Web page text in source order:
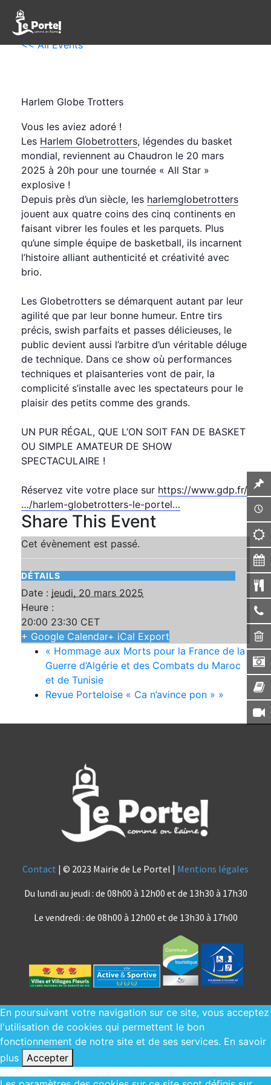
<< All Events
Harlem Globe Trotters
Vous les aviez adoré !
Les Harlem Globetrotters, légendes du basket
mondial, reviennent au Chaudron le 20 mars
2025 à 20h pour une tournée « All Star »
explosive !
Depuis près d’un siècle, les harlemglobetrotters
jouent aux quatre coins des cinq continents en
faisant vibrer les foules et les parquets. Plus
qu’une simple équipe de basketball, ils incarnent
l’histoire alliant authenticité et créativité avec
brio.
Les Globetrotters se démarquent autant par leur
agilité que par leur bonne humeur. Entre tirs
précis, swish parfaits et passes délicieuses, le
public devient aussi l’arbitre d’un véritable déluge
de technique. Dans ce show où performances
techniques et plaisanteries vont de pair, la
complicité s’installe avec les spectateurs pour le
plaisir des petits comme des grands.
UN PUR RÉGAL, QUE L’ON SOIT FAN DE BASKET
OU SIMPLE AMATEUR DE SHOW
SPECTACULAIRE !
Réservez vite votre place sur https://www.gdp.fr/
…/harlem-globetrotters-le-portel…
Share This Event
Cet évènement est passé.
DÉTAILS
Date : jeudi, 20 mars 2025
Heure :
20:00 23:30 CET
+ Google Calendar+ iCal Export
« Hommage aux Morts pour la France de la
Guerre d’Algérie et des Combats du Maroc
et de Tunisie
Revue Porteloise « Ca n’avince pon » »
Contact | © 2023 Mairie de Le Portel | Mentions légales
Du lundi au jeudi : de 08h00 à 12h00 et de 13h30 à 17h30
Le vendredi : de 08h00 à 12h00 et de 13h30 à 17h00
En poursuivant votre navigation sur ce site, vous acceptez
l'utilisation de cookies qui permettent le bon
fonctionnement de notre site et de ses services. En savoir
plus
Accepter